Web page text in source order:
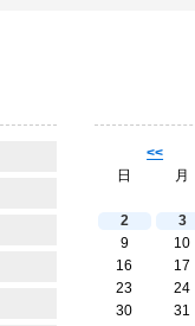
<<
日
月
2
3
9
10
16
17
23
24
30
31